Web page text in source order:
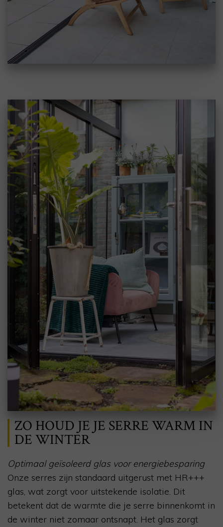
ZO HOUD JE JE SERRE WARM IN
DE WINTER
Optimaal geïsoleerd glas voor energiebesparing
Onze serres zijn standaard uitgerust met HR+++
glas, wat zorgt voor uitstekende isolatie. Dit
betekent dat de warmte die je serre binnenkomt in
de winter niet zomaar ontsnapt. Het glas zorgt